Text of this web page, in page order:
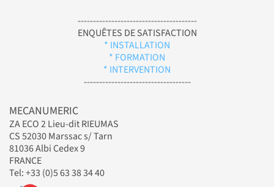
---------------------------------------
ENQUÊTES DE SATISFACTION
* INSTALLATION
* FORMATION
* INTERVENTION
-----------------------------------
MECANUMERIC
ZA ECO 2 Lieu-dit RIEUMAS
CS 52030 Marssac s/ Tarn
81036 Albi Cedex 9
FRANCE
Tel: +33 (0)5 63 38 34 40